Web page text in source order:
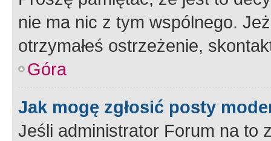
nie ma nic z tym wspólnego.
otrzymałeś ostrzeżenie,
Góra
Jak mogę zgłosić posty
Jeśli administrator Forum na to